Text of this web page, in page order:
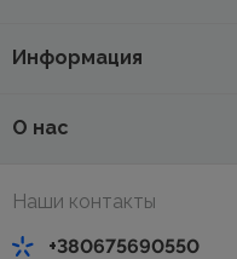
Информация
О нас
Наши контакты
+380675690550